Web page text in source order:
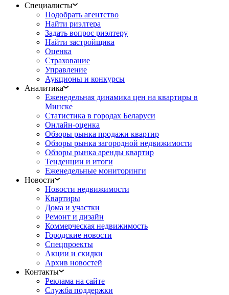
Специалисты
Подобрать агентство
Найти риэлтера
Задать вопрос риэлтеру
Найти застройщика
Оценка
Страхование
Управление
Аукционы и конкурсы
Аналитика
Еженедельная динамика цен на квартиры в
Минске
Статистика в городах Беларуси
Онлайн-оценка
Обзоры рынка продажи квартир
Обзоры рынка загородной недвижимости
Обзоры рынка аренды квартир
Тенденции и итоги
Еженедельные мониторинги
Новости
Новости недвижимости
Квартиры
Дома и участки
Ремонт и дизайн
Коммерческая недвижимость
Городские новости
Спецпроекты
Акции и скидки
Архив новостей
Контакты
Реклама на сайте
Служба поддержки